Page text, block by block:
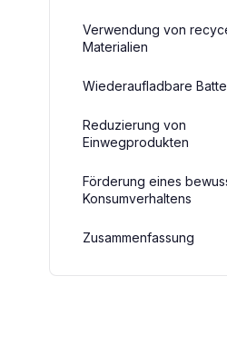
Verwendung von
Materialien
Wiederaufladbare
Reduzierung von
Einwegprodukten
Förderung eines
Konsumverhaltens
Zusammenfassung